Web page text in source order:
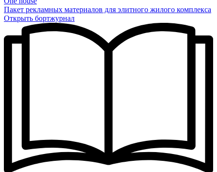
Пакет рекламных материалов для элитного жилого комплекса
Открыть бортжурнал